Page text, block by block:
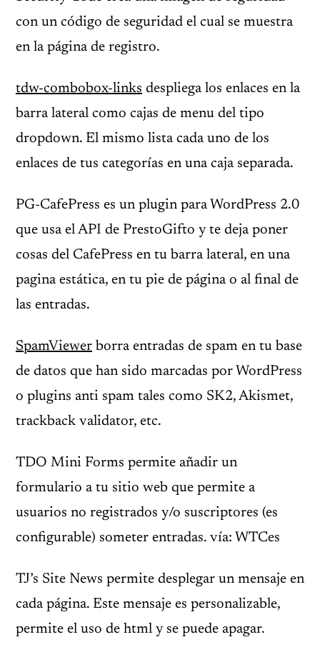
con un código de seguridad el cual se muestra
en la página de registro.
tdw-combobox-links despliega los enlaces en la
barra lateral como cajas de menu del tipo
dropdown. El mismo lista cada uno de los
enlaces de tus categorías en una caja separada.
PG-CafePress es un plugin para WordPress 2.0
que usa el API de PrestoGifto y te deja poner
cosas del CafePress en tu barra lateral, en una
pagina estática, en tu pie de página o al final de
las entradas.
SpamViewer borra entradas de spam en tu base
de datos que han sido marcadas por WordPress
o plugins anti spam tales como SK2, Akismet,
trackback validator, etc.
TDO Mini Forms permite añadir un
formulario a tu sitio web que permite a
usuarios no registrados y/o suscriptores (es
configurable) someter entradas. vía: WTCes
TJ’s Site News permite desplegar un mensaje en
cada página. Este mensaje es personalizable,
permite el uso de html y se puede apagar.